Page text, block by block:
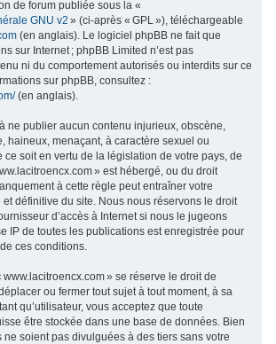
de forum publiée sous la «
GNU v2 » (ci-après « GPL »), téléchargeable
(en anglais). Le logiciel phpBB ne fait que
sur Internet ; phpBB Limited n’est pas
ni du comportement autorisés ou interdits sur ce
sur phpBB, consultez :
(en anglais).
ne publier aucun contenu injurieux, obscène,
haineux, menaçant, à caractère sexuel ou
ce soit en vertu de la législation de votre pays, de
» est hébergé, ou du droit
à cette règle peut entraîner votre
définitive du site. Nous nous réservons le droit
d’accès à Internet si nous le jugeons
IP de toutes les publications est enregistrée pour
ces conditions.
www.lacitroencx.com » se réserve le droit de
ou fermer tout sujet à tout moment, à sa
qu’utilisateur, vous acceptez que toute
être stockée dans une base de données. Bien
ne soient pas divulguées à des tiers sans votre